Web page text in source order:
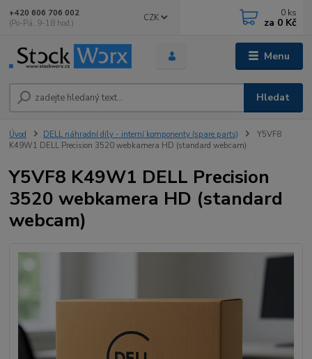
Menu
CZK
Hledat
+420 606 706 002
(Po-Pá, 9-18 hod.)
0 ks
za 0 Kč
Úvod DELL náhradní díly - interní komponenty (spare parts)
Y5VF8
K49W1 DELL Precision 3520 webkamera HD (standard webcam)
Y5VF8 K49W1 DELL Precision
3520 webkamera HD (standard
webcam)